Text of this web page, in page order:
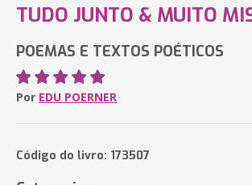
TUDO JUNTO & MUITO
POEMAS E TEXTOS POÉTICOS
Por EDU POERNER
Código do livro: 173507